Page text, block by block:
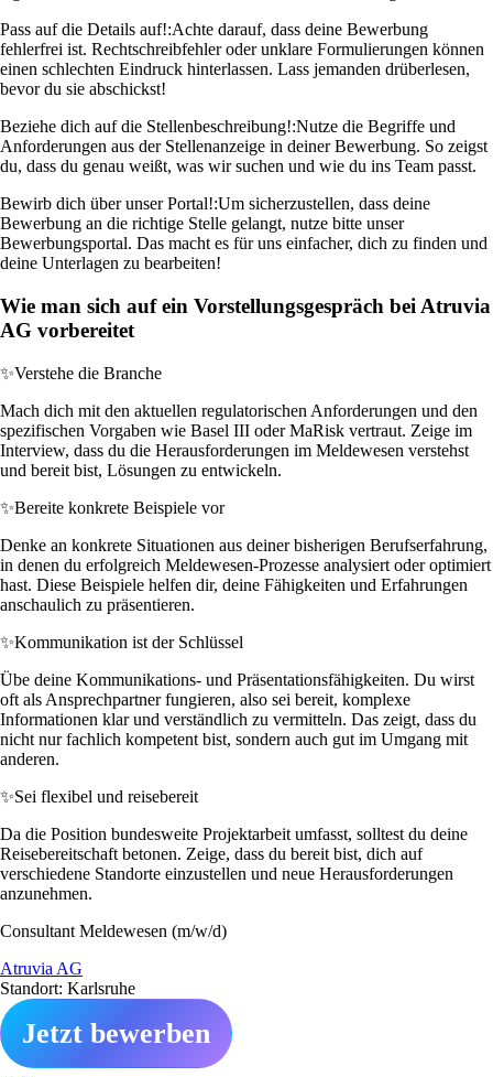
Pass auf die Details auf!:Achte darauf, dass deine Bewerbung
fehlerfrei ist. Rechtschreibfehler oder unklare Formulierungen können
einen schlechten Eindruck hinterlassen. Lass jemanden drüberlesen,
bevor du sie abschickst!
Beziehe dich auf die Stellenbeschreibung!:Nutze die Begriffe und
Anforderungen aus der Stellenanzeige in deiner Bewerbung. So zeigst
du, dass du genau weißt, was wir suchen und wie du ins Team passt.
Bewirb dich über unser Portal!:Um sicherzustellen, dass deine
Bewerbung an die richtige Stelle gelangt, nutze bitte unser
Bewerbungsportal. Das macht es für uns einfacher, dich zu finden und
deine Unterlagen zu bearbeiten!
Wie man sich auf ein Vorstellungsgespräch bei Atruvia
AG vorbereitet
✨Verstehe die Branche
Mach dich mit den aktuellen regulatorischen Anforderungen und den
spezifischen Vorgaben wie Basel III oder MaRisk vertraut. Zeige im
Interview, dass du die Herausforderungen im Meldewesen verstehst
und bereit bist, Lösungen zu entwickeln.
✨Bereite konkrete Beispiele vor
Denke an konkrete Situationen aus deiner bisherigen Berufserfahrung,
in denen du erfolgreich Meldewesen-Prozesse analysiert oder optimiert
hast. Diese Beispiele helfen dir, deine Fähigkeiten und Erfahrungen
anschaulich zu präsentieren.
✨Kommunikation ist der Schlüssel
Übe deine Kommunikations- und Präsentationsfähigkeiten. Du wirst
oft als Ansprechpartner fungieren, also sei bereit, komplexe
Informationen klar und verständlich zu vermitteln. Das zeigt, dass du
nicht nur fachlich kompetent bist, sondern auch gut im Umgang mit
anderen.
✨Sei flexibel und reisebereit
Da die Position bundesweite Projektarbeit umfasst, solltest du deine
Reisebereitschaft betonen. Zeige, dass du bereit bist, dich auf
verschiedene Standorte einzustellen und neue Herausforderungen
anzunehmen.
Consultant Meldewesen (m/w/d)
Atruvia AG
Standort: Karlsruhe
Jetzt bewerben